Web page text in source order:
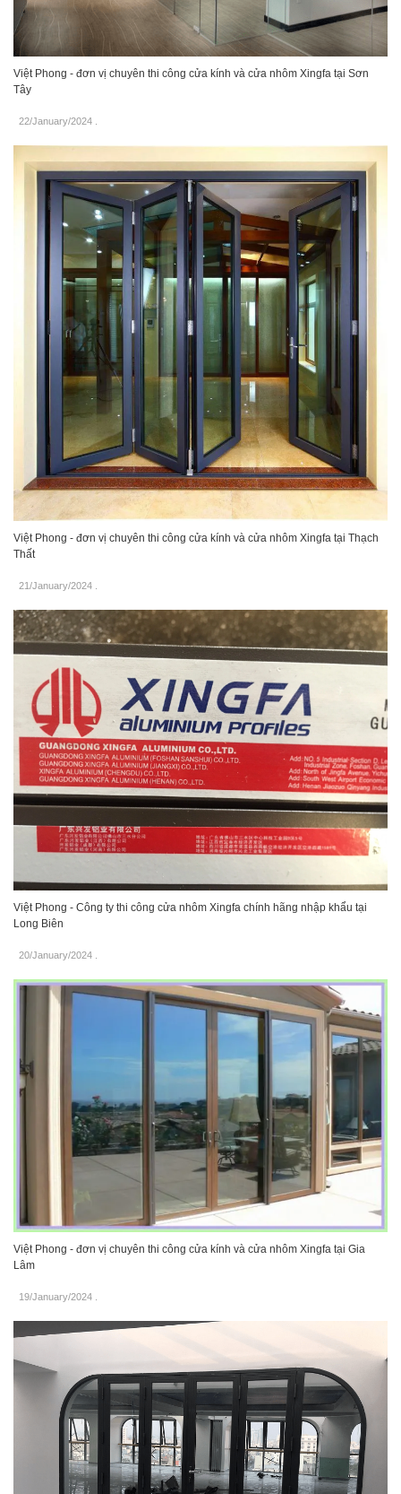
Việt Phong - đơn vị chuyên thi công cửa kính và cửa nhôm Xingfa tại Sơn
Tây
22/January/2024
Việt Phong - đơn vị chuyên thi công cửa kính và cửa nhôm Xingfa tại Thạch
Thất
21/January/2024
Việt Phong - Công ty thi công cửa nhôm Xingfa chính hãng nhập khẩu tại
Long Biên
20/January/2024
Việt Phong - đơn vị chuyên thi công cửa kính và cửa nhôm Xingfa tại Gia
Lâm
19/January/2024